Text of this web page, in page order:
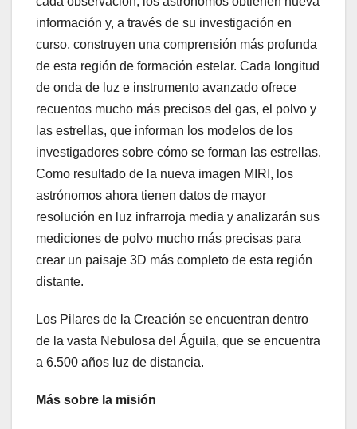
información y, a través de su investigación en
curso, construyen una comprensión más profunda
de esta región de formación estelar. Cada longitud
de onda de luz e instrumento avanzado ofrece
recuentos mucho más precisos del gas, el polvo y
las estrellas, que informan los modelos de los
investigadores sobre cómo se forman las estrellas.
Como resultado de la nueva imagen MIRI, los
astrónomos ahora tienen datos de mayor
resolución en luz infrarroja media y analizarán sus
mediciones de polvo mucho más precisas para
crear un paisaje 3D más completo de esta región
distante.
Los Pilares de la Creación se encuentran dentro
de la vasta Nebulosa del Águila, que se encuentra
a 6.500 años luz de distancia.
Más sobre la misión